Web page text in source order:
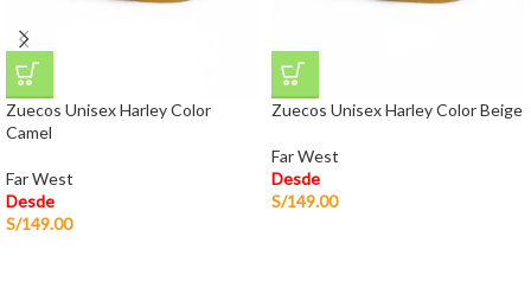
Zuecos Unisex Harley Color
Camel
Far West
Desde
S/149.00
Zuecos Unisex Harley Color Beige
Far West
Desde
S/149.00